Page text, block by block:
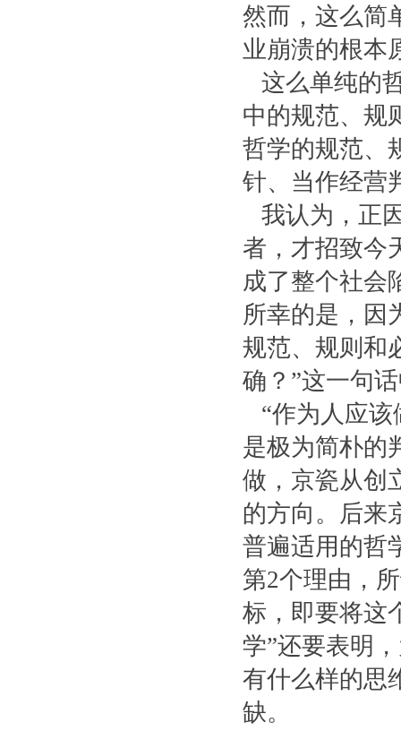
然而，这么简
业崩溃的根本
这么单纯的
中的规范、规
哲学的规范、
针、当作经营
我认为，正
者，才招致今
成了整个社会
所幸的是，因
规范、规则和
确？”这一句
“作为人应该
是极为简朴的
做，京瓷从创
的方向。后来
普遍适用的哲
第2个理由，
标，即要将这
学”还要表明
有什么样的思
缺。